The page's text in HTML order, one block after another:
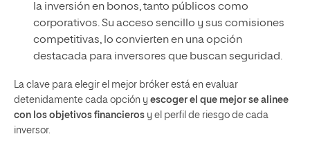
la inversión en bonos, tanto públicos como
corporativos. Su acceso sencillo y sus comisiones
competitivas, lo convierten en una opción
destacada para inversores que buscan seguridad.
La clave para elegir el mejor bróker está en evaluar
detenidamente cada opción y escoger el que mejor se alinee
con los objetivos financieros y el perfil de riesgo de cada
inversor.